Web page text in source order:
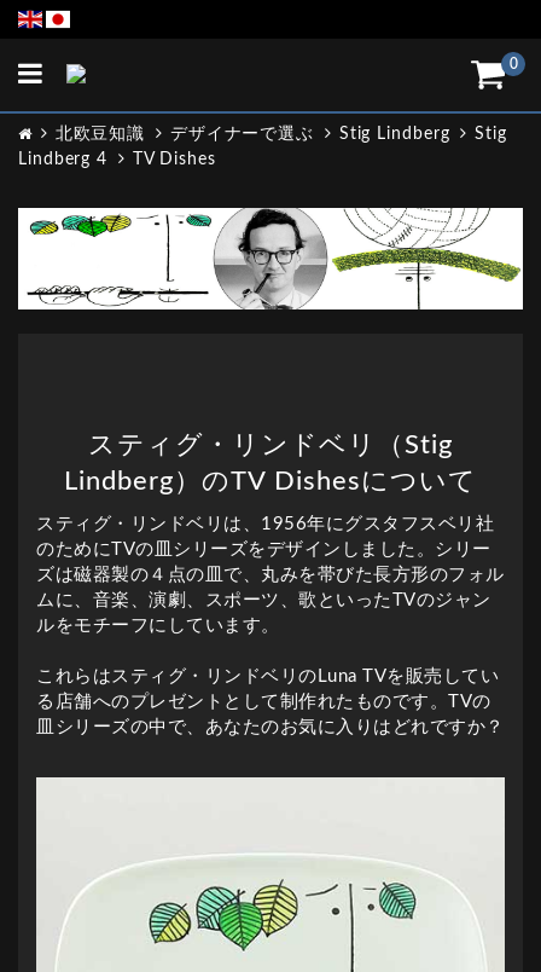
0
Toggle
北欧豆知識 デザイナーで選ぶ Stig Lindberg
Stig
Lindberg 4
TV Dishes
スティグ・リンドベリ（Stig
Lindberg）のTV Dishesについて
スティグ・リンドベリは、1956年にグスタフスベリ社
のためにTVの皿シリーズをデザインしました。シリー
ズは磁器製の４点の皿で、丸みを帯びた長方形のフォル
ムに、音楽、演劇、スポーツ、歌といったTVのジャン
ルをモチーフにしています。
これらはスティグ・リンドベリのLuna TVを販売してい
る店舗へのプレゼントとして制作れたものです。TVの
皿シリーズの中で、あなたのお気に入りはどれですか？